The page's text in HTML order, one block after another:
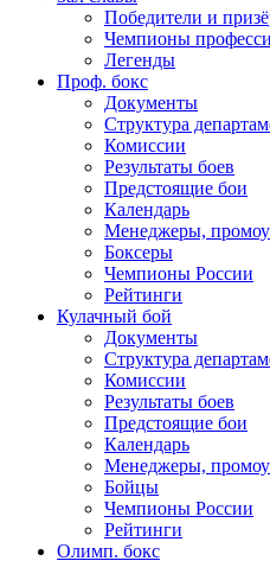
Победители и
Чемпионы
Легенды
Проф. бокс
Документы
Структура
Комиссии
Результаты боев
Предстоящие бои
Календарь
Менеджеры,
Боксеры
Чемпионы России
Рейтинги
Кулачный бой
Документы
Структура
Комиссии
Результаты боев
Предстоящие бои
Календарь
Менеджеры,
Бойцы
Чемпионы России
Рейтинги
Олимп. бокс